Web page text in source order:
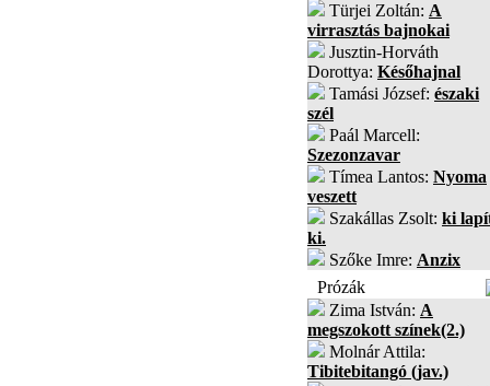
Türjei Zoltán: A
virrasztás bajnokai
Jusztin-Horváth
Dorottya: Későhajnal
Tamási József: északi
szél
Paál Marcell:
Szezonzavar
Tímea Lantos: Nyoma
veszett
Szakállas Zsolt: ki
ki.
Szőke Imre: Anzix
Prózák
Zima István: A
megszokott színek(2.)
Molnár Attila:
Tibitebitangó (jav.)